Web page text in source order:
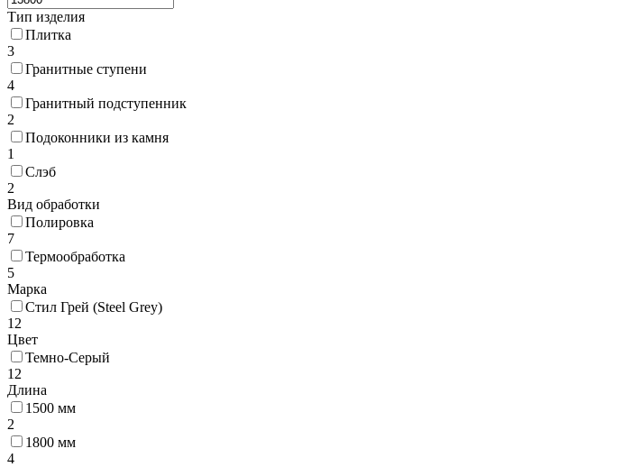
Тип изделия
Плитка
3
Гранитные ступени
4
Гранитный подступенник
2
Подоконники из камня
1
Слэб
2
Вид обработки
Полировка
7
Термообработка
5
Марка
Стил Грей (Steel Grey)
12
Цвет
Темно-Серый
12
Длина
1500 мм
2
1800 мм
4